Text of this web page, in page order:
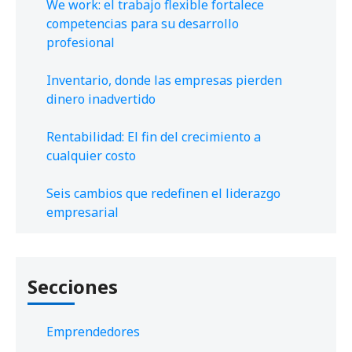
We work: el trabajo flexible fortalece
competencias para su desarrollo
profesional
Inventario, donde las empresas pierden
dinero inadvertido
Rentabilidad: El fin del crecimiento a
cualquier costo
Seis cambios que redefinen el liderazgo
empresarial
Secciones
Emprendedores